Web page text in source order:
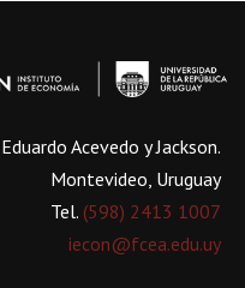
Acevedo y Jackson.
Montevideo, Uruguay
Tel. (598) 2413 1007
iecon@fcea.edu.uy